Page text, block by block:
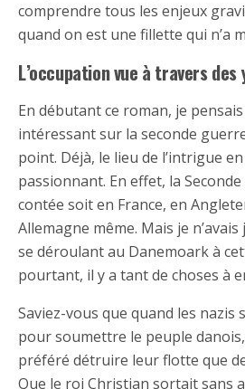
comprendre tous les enjeux
quand on est une fillette qui n’a
L’occupation vue à travers des
En débutant ce roman, je
intéressant sur la seconde
point. Déjà, le lieu de l’intrigue
passionnant. En effet, la
contée soit en France, en
Allemagne même. Mais je
se déroulant au Danemoark à
pourtant, il y a tant de choses à
Saviez-vous que quand les nazis
pour soumettre le peuple
préféré détruire leur flotte que
Que le roi Christian sortait sans